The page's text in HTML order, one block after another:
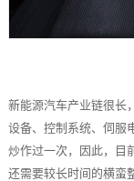
新能源汽车产业链很长
设备、控制系统、伺服
炒作过一次，因此，目
还需要较长时间的横蛮